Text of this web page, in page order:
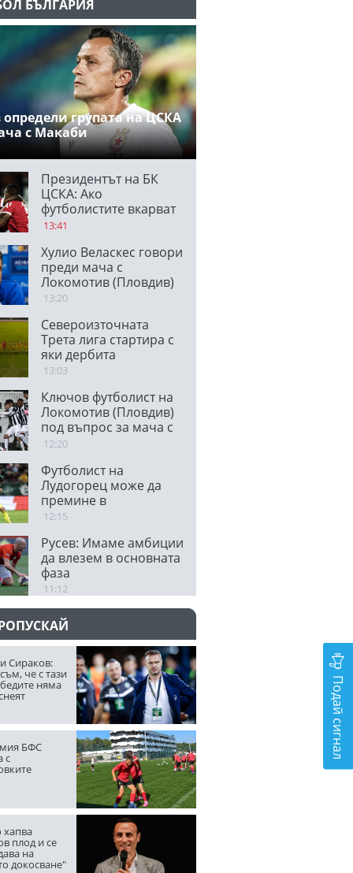
БЪЛГАРИЯ
определи групата на ЦСКА
с Макаби
Президентът на БК
ЦСКА: Ако
футболистите вкарват
по два гола на мач,
благодарение на
феновете
13:41
Хулио Веласкес говори
преди мача с
Локомотив (Пловдив)
13:20
Североизточната
Трета лига стартира с
яки дербита
13:03
Ключов футболист на
Локомотив (Пловдив)
под въпрос за мача с
Левски
12:20
Футболист на
Лудогорец може да
премине в
колумбийски тим
12:15
Русев: Имаме амбиции
да влезем в основната
фаза
11:12
Сираков:
че с тази
няма
БФС
с
хапва
плод и се
на
докосване"
Подай сигнал